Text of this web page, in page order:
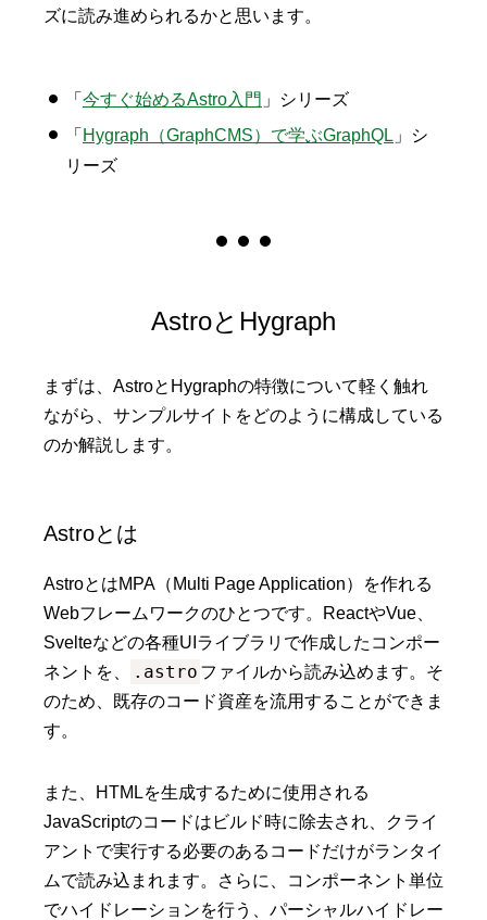
ズに読み進められるかと思います。
「 今すぐ始めるAstro入門 」シリーズ
「 Hygraph（GraphCMS）で学ぶGraphQL 」シ
リーズ
AstroとHygraph
まずは、AstroとHygraphの特徴について軽く触れ
ながら、サンプルサイトをどのように構成している
のか解説します。
Astroとは
AstroとはMPA（Multi Page Application）を作れる
Webフレームワークのひとつです。ReactやVue、
Svelteなどの各種UIライブラリで作成したコンポー
ネントを、
.astro ファイルから読み込めます。そ
のため、既存のコード資産を流用することができま
す。
また、HTMLを生成するために使用される
JavaScriptのコードはビルド時に除去され、クライ
アントで実行する必要のあるコードだけがランタイ
ムで読み込まれます。さらに、コンポーネント単位
でハイドレーションを行う、パーシャルハイドレー